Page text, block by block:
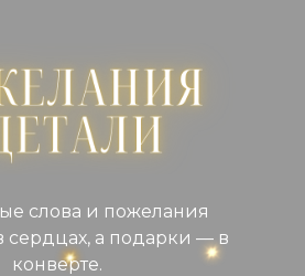
слова и пожелания
сердцах, а подарки — в
конверте.